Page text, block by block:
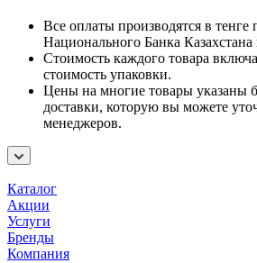
Все оплаты производятся в тенге
Национального Банка
Стоимость каждого товара
стоимость упаковки.
Цены на многие товары указаны
доставки, которую вы можете
менеджеров.
Каталог
Акции
Услуги
Бренды
Компания